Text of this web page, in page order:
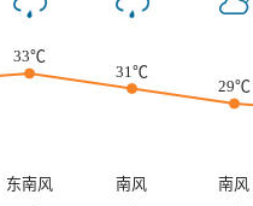
33℃
31℃
29℃
东南风 南风
南风